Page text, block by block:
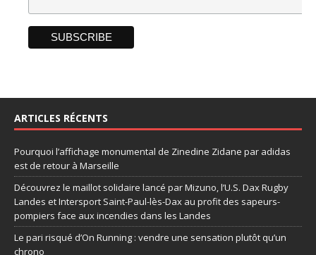
ARTICLES RÉCENTS
Pourquoi l’affichage monumental de Zinedine Zidane par adidas
est de retour à Marseille
Découvrez le maillot solidaire lancé par Mizuno, l’U.S. Dax Rugby
Landes et Intersport Saint-Paul-lès-Dax au profit des sapeurs-
pompiers face aux incendies dans les Landes
Le pari risqué d’On Running : vendre une sensation plutôt qu’un
chrono